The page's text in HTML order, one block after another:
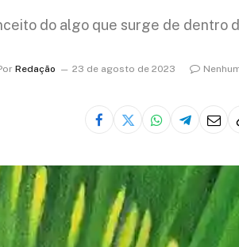
do algo que surge de dentro
Redação 23 de agosto de 2023